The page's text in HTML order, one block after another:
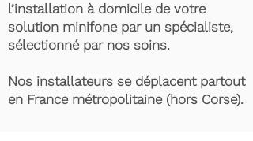
l’installation à domicile de votre
solution minifone par un spécialiste,
sélectionné par nos soins.
Nos installateurs se déplacent partout
en France métropolitaine (hors Corse).